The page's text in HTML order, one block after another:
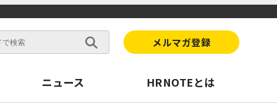
メルマガ登録
ニュース HRNOTEとは